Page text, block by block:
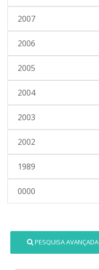
2007
2006
2005
2004
2003
2002
1989
0000
PESQUISA AVANÇADA